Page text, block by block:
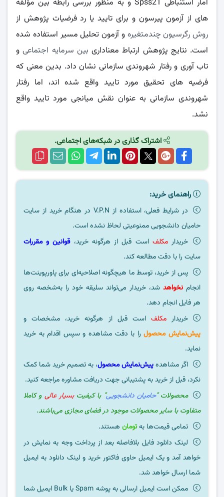
آمار استنباطی Spss21 و به منظور بررسی رابطه بین مؤلفه
های از آزمون پیرسون و برای تایید یا رد فرضیات پژوهش از
روش رگرسیون چندمتغیره و آزمون تحلیل مسیر استفاده شده
است. نتایج پژوهش ارتباط معناداری بین سرمایه اجتماعیو
تاب آوری و رفتار شهروندی سازمانی نشان داد. بدین معنی که
فرضیه های تحقیق مورد تایید واقع شده اند، اما رفتار
شهروندی سازمانی به عنوان نقش میانجی مورد تایید واقع
نشد.
اشتراک گذاری در شبکه‌های اجتماعی.
راهنمای خرید:
در شرایط فعلی، استفاده از V.P.N در هنگام خرید از سایت
حامیان دانشجویی ممنوعیتی لحاظ نشده است.
خریدارمکلف است قبل از هرگونه خرید،قوانین و مقررات
سایت را با دقت مطالعه کند.
پس از خرید، توسط ما هیچگونه اصلاحیه‌ای برای پاورپوینت‌ها
انجام نخواهد شد، خریدار می‌تواند سلیقه خود را به‌شخصه روی
هر فایل انجام دهد.
خریدارمکلف است قبل از هرگونه خرید، مشخصات و
پیش‌نمایش محصولرا با دقت مشاهده و سپس اقدام به خرید
نماید.
اگر مشاهدهپیش‌نمایش محصول، به تصمیم خرید شما کمک
نکرد، قبل از خرید به پشتیبانی جهت دریافت مشاوره مراجعه کنید.
محصولات "حامیان دانشجویی" با کیفیت بسیار عالی و کاملا
متفاوت با سایر محصولات موجود در فضای مجازی می‌باشند.
تمامی قیمت‌ها بهتومان هستند.
لینک دانلود فایل بلافاصله بعد از پرداخت وجه به نمایش در
خواهد آمد و یک ایمیل حاوی فاکتور خرید و لینک دانلود به ایمیل
شما ارسال خواهد شد.
ممکن است ایمیل ارسالی به پوشه Spam یا Bulk ایمیل شما